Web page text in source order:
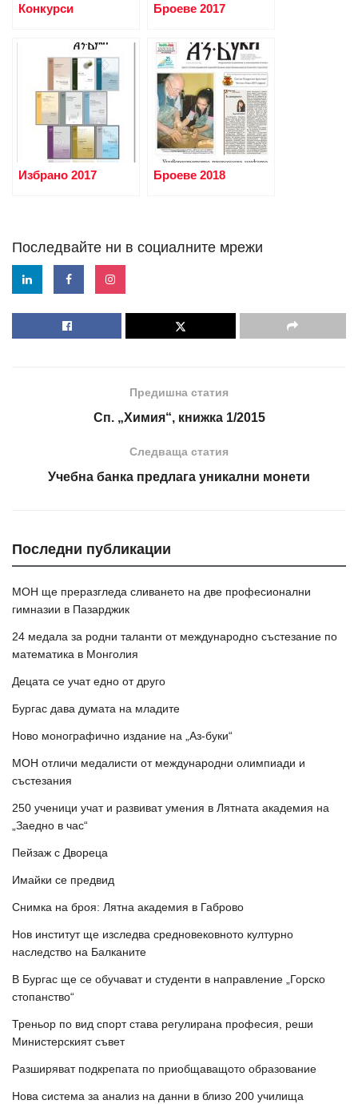
Конкурси Броеве 2017
Избрано 2017 Броеве 2018
Последвайте ни в социалните мрежи
Предишна статия
Сп. „Химия“, книжка 1/2015
Следваща статия
Учебна банка предлага уникални монети
Последни публикации
МОН ще преразгледа сливането на две професионални
гимназии в Пазарджик
24 медала за родни таланти от международно състезание по
математика в Монголия
Децата се учат едно от друго
Бургас дава думата на младите
Ново монографично издание на „Аз-буки“
МОН отличи медалисти от международни олимпиади и
състезания
250 ученици учат и развиват умения в Лятната академия на
„Заедно в час“
Пейзаж с Двореца
Имайки се предвид
Снимка на броя: Лятна академия в Габрово
Нов институт ще изследва средновековното културно
наследство на Балканите
В Бургас ще се обучават и студенти в направление „Горско
стопанство“
Треньор по вид спорт става регулирана професия, реши
Министерският съвет
Разширяват подкрепата по приобщаващото образование
Нова система за анализ на данни в близо 200 училища